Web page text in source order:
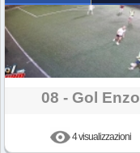
08 - Gol Enzo
4 visualizzazioni